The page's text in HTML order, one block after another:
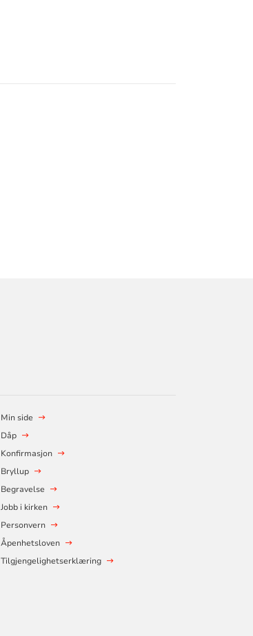
Min side
Dåp
Konfirmasjon
Bryllup
Begravelse
Jobb i kirken
Personvern
Åpenhetsloven
Tilgjengelighetserklæring